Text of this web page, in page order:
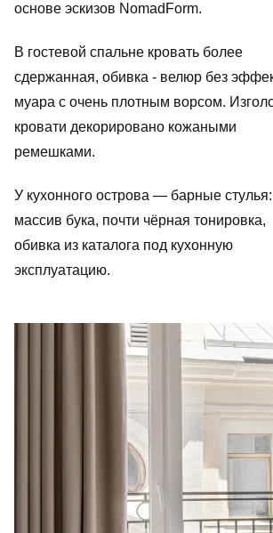
основе эскизов NomadForm.
В гостевой спальне кровать более
сдержанная, обивка - велюр без
муара с очень плотным ворсом.
кровати декорировано кожаными
ремешками.
У кухонного острова — барные стулья:
массив бука, почти чёрная тонировка,
обивка из каталога под кухонную
эксплуатацию.